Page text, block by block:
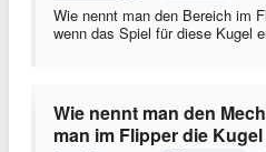
Wie nennt man den Bereich im
wenn das Spiel für diese Kugel
Wie nennt man den
man im Flipper die